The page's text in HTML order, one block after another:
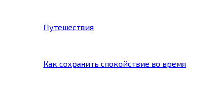
Путешествия
Как сохранить спокойствие во время